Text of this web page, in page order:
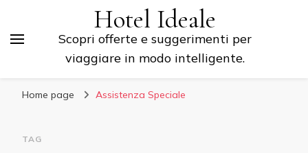
Hotel Ideale
Scopri offerte e suggerimenti per
viaggiare in modo intelligente.
Home page Assistenza Speciale
TAG